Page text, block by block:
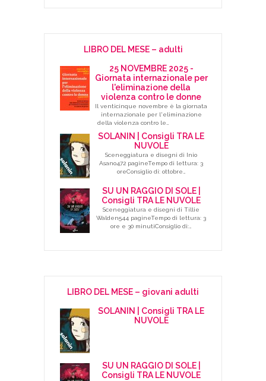
LIBRO DEL MESE – adulti
25 NOVEMBRE 2025 -
Giornata internazionale per
l'eliminazione della
violenza contro le donne
Il venticinque novembre è la giornata
internazionale per l'eliminazione
della violenza contro le…
SOLANIN | Consigli TRA LE
NUVOLE
Sceneggiatura e disegni di Inio
Asano472 pagineTempo di lettura: 3
oreConsiglio di: ottobre…
SU UN RAGGIO DI SOLE |
Consigli TRA LE NUVOLE
Sceneggiatura e disegni di Tillie
Walden544 pagineTempo di lettura: 3
ore e 30 minutiConsiglio di:…
LIBRO DEL MESE – giovani adulti
SOLANIN | Consigli TRA LE
NUVOLE
SU UN RAGGIO DI SOLE |
Consigli TRA LE NUVOLE